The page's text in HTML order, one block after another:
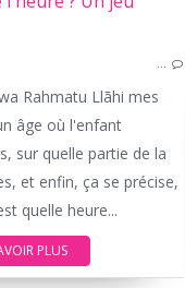
…
Rahmatu Llãhi mes
âge où l'enfant
sur quelle partie de la
et enfin, ça se précise,
quelle heure...
PLUS